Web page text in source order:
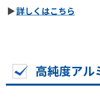
詳しくはこちら
高純度アル